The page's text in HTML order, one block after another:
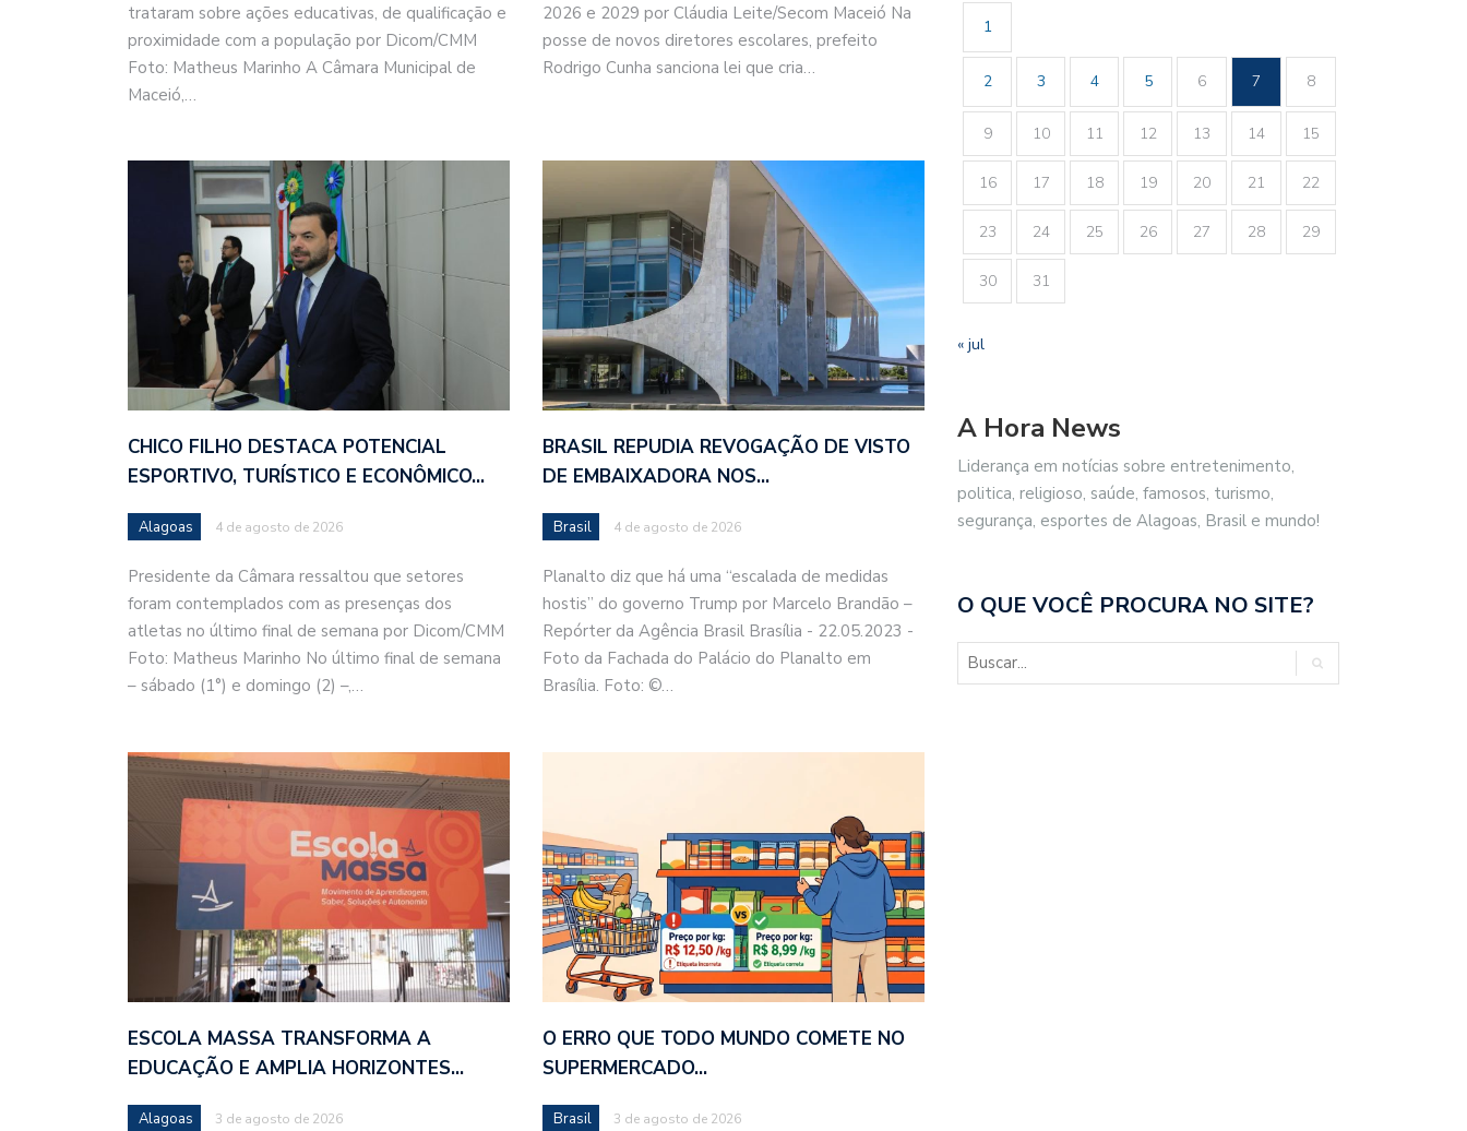
trataram sobre ações educativas, de qualificação e
proximidade com a população por Dicom/CMM
Foto: Matheus Marinho A Câmara Municipal de
Maceió,…
2026 e 2029 por Cláudia Leite/Secom Maceió Na
posse de novos diretores escolares, prefeito
Rodrigo Cunha sanciona lei que cria…
CHICO FILHO DESTACA POTENCIAL
ESPORTIVO, TURÍSTICO E ECONÔMICO…
Alagoas 4 de agosto de 2026
Presidente da Câmara ressaltou que setores
foram contemplados com as presenças dos
atletas no último final de semana por Dicom/CMM
Foto: Matheus Marinho No último final de semana
– sábado (1°) e domingo (2) –,…
BRASIL REPUDIA REVOGAÇÃO DE VISTO
DE EMBAIXADORA NOS…
Brasil 4 de agosto de 2026
Planalto diz que há uma “escalada de medidas
hostis” do governo Trump por Marcelo Brandão –
Repórter da Agência Brasil Brasília - 22.05.2023 -
Foto da Fachada do Palácio do Planalto em
Brasília. Foto: ©…
ESCOLA MASSA TRANSFORMA A
EDUCAÇÃO E AMPLIA HORIZONTES…
Alagoas 3 de agosto de 2026
O ERRO QUE TODO MUNDO COMETE NO
SUPERMERCADO…
Brasil 3 de agosto de 2026
1
2 3 4 5 6 7 8
9 10 11 12 13 14 15
16 17 18 19 20 21 22
23 24 25 26 27 28 29
30 31
« jul
A Hora News
Liderança em notícias sobre entretenimento,
politica, religioso, saúde, famosos, turismo,
segurança, esportes de Alagoas, Brasil e mundo!
O QUE VOCÊ PROCURA NO SITE?